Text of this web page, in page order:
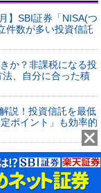
】SBI証券「NISA(つ
件数が多い投資信託
か？非課税になる投
、自分に合った積
説！投資信託を最低
ポイント」も効率的
比較！ 初心者が
式投資や投資信託